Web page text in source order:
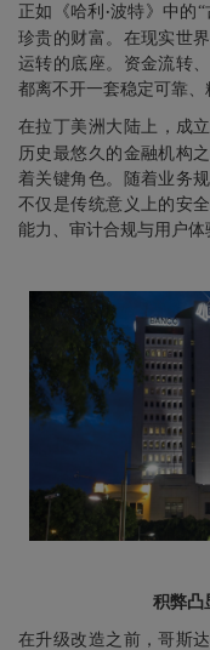
正如《哈利 ·波特》中的
珍贵的财富。在现实世
运转的底座。资金流转
都离不开一套稳定可靠、
在拉丁美洲大陆上，成
历史最悠久的金融机构
着关键角色。随着业务
不仅是传统意义上的安
能力、审计合规与用户体
积弊凸
在升级改造之前，哥斯